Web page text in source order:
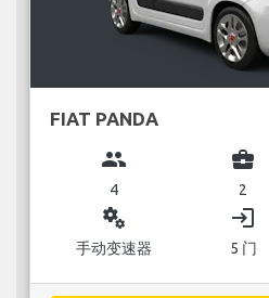
FIAT PANDA
group
4
business_center
2
miscellaneous_services
手动变速器
login
5 门